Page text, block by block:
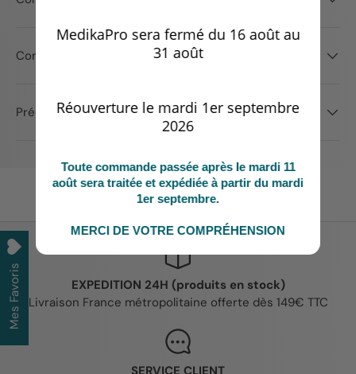
Conseils d'utilisation
Précautions d'emploi
EXPEDITION 24H (produits en stock)
Livraison France métropolitaine offerte dès 149€ TTC
Mes Favoris
MedikaPro sera fermé du 16 août au
31 août
Réouverture le mardi 1er septembre
2026
Toute commande passée après le mardi 11
août sera traitée et expédiée à partir du mardi
1er septembre.
MERCI DE VOTRE COMPRÉHENSION